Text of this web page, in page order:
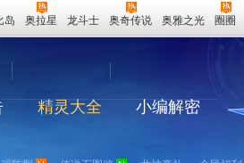
岛 奥拉星 龙斗士 奥奇传说 奥雅之光 圈圈
精灵大全 小编解密